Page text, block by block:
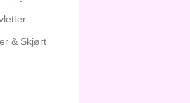
& Skjørt